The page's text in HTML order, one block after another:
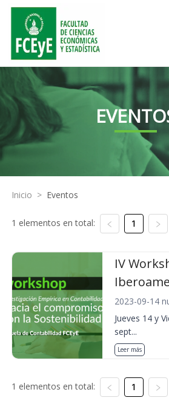
Inicio > Eventos
1 elementos en total: 1
IV
2023-09-14
Jueves 14 y
sept...
Leer más
1 elementos en total: 1